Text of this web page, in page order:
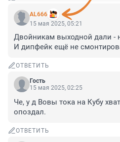
AL666
15 мая 2025, 05:21
Двойникам выходной дали -
И дипфейк ещё не
ОТВЕТИТЬ
Гость
15 мая 2025, 02:25
Че, у д Вовы тока на Кубу
опоздал.
ОТВЕТИТЬ